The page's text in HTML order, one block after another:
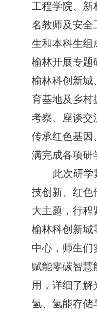
工程学院、新
名教师及安全
生和本科生组
榆林开展专题
榆林科创新城
育基地及乡村
考察、座谈交
传承红色基因
满完成各项研
此次研学
技创新、红色
大主题，行程
榆林科创新城
中心，师生们
赋能零碳智慧
用，详细了解
氢、氢能存储